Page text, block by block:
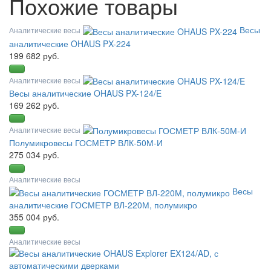
Аналитические весы
Весы
аналитические OHAUS PX-224
199 682 руб.
Аналитические весы
Весы аналитические OHAUS PX-124/E
169 262 руб.
Аналитические весы
Полумикровесы ГОСМЕТР ВЛК-50М-И
275 034 руб.
Аналитические весы
Весы
аналитические ГОСМЕТР ВЛ-220М, полумикро
355 004 руб.
Аналитические весы